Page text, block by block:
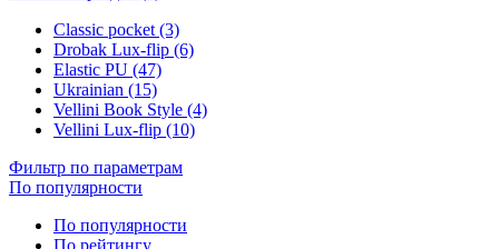
Classic pocket (3)
Drobak Lux-flip (6)
Elastic PU (47)
Ukrainian (15)
Vellini Book Style (4)
Vellini Lux-flip (10)
Фильтр по параметрам
По популярности
По популярности
По рейтингу